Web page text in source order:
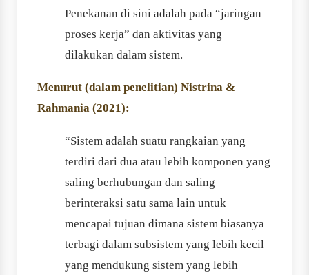
Penekanan di sini adalah pada “jaringan
proses kerja” dan aktivitas yang
dilakukan dalam sistem.
Menurut (dalam penelitian) Nistrina &
Rahmania (2021):
“Sistem adalah suatu rangkaian yang
terdiri dari dua atau lebih komponen yang
saling berhubungan dan saling
berinteraksi satu sama lain untuk
mencapai tujuan dimana sistem biasanya
terbagi dalam subsistem yang lebih kecil
yang mendukung sistem yang lebih